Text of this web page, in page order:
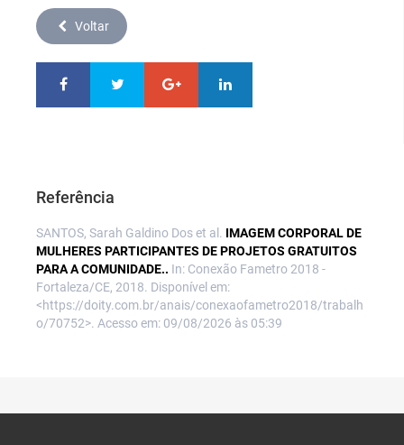
Voltar
Referência
SANTOS, Sarah Galdino Dos et al. IMAGEM CORPORAL DE
MULHERES PARTICIPANTES DE PROJETOS GRATUITOS
PARA A COMUNIDADE.. In: Conexão Fametro 2018 -
Fortaleza/CE, 2018. Disponível em:
<https://doity.com.br/anais/conexaofametro2018/trabalh
o/70752>. Acesso em: 09/08/2026 às 05:39